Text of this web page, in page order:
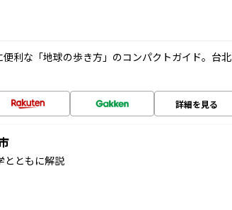
利な「地球の歩き方」のコンパクトガイド。台北
詳細を見る
とともに解説